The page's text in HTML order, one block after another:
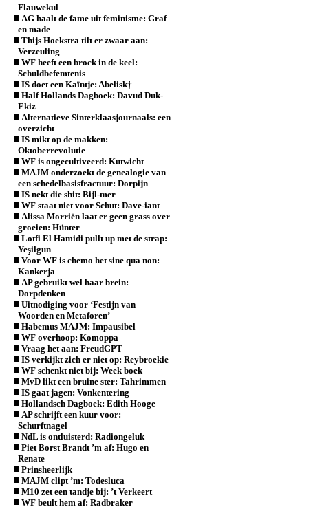
Flauwekul
AG haalt de fame uit feminisme: Graf
en made
Thijs Hoekstra tilt er zwaar aan:
Verzeuling
WF heeft een brock in de keel:
Schuldbefemtenis
IS doet een Kaïntje: Abelisk†
Half Hollands Dagboek: Davud Duk-
Ekiz
Alternatieve Sinterklaasjournaals: een
overzicht
IS mikt op de makken:
Oktoberrevolutie
WF is ongecultiveerd: Kutwicht
MAJM onderzoekt de genealogie van
een schedelbasisfractuur: Dorpijn
IS nekt die shit: Bijl-mer
WF staat niet voor Schut: Dave-iant
Alissa Morriën laat er geen grass over
groeien: Hünter
Lotfi El Hamidi pullt up met de strap:
Yeşilgun
Voor WF is chemo het sine qua non:
Kankerja
AP gebruikt wel haar brein:
Dorpdenken
Uitnodiging voor ‘Festijn van
Woorden en Metaforen’
Habemus MAJM: Impausibel
WF overhoop: Komoppa
Vraag het aan: FreudGPT
IS verkijkt zich er niet op: Reybroekie
WF schenkt niet bij: Week boek
MvD likt een bruine ster: Tahrimmen
IS gaat jagen: Vonkentering
Hollandsch Dagboek: Edith Hooge
AP schrijft een kuur voor:
Schurftnagel
NdL is ontluisterd: Radiongeluk
Piet Borst Brandt ’m af: Hugo en
Renate
Prinsheerlijk
MAJM clipt ’m: Todesluca
M10 zet een tandje bij: ’t Verkeert
WF beult hem af: Radbraker